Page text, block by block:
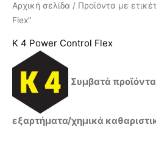
PROFESSIONAL
ΑΞΕΣΟΥΑΡ
ΚΑΘΑΡΙΣΤΙΚΑ
ΥΠΗΡΕΣΙΕΣ-ΝΕΑ-ΛΥΣΕΙΣ
Αρχική σελίδα / Προϊόντα με
Flex”
K 4 Power Control Flex
Συμβατά
εξαρτήματα/χημικά